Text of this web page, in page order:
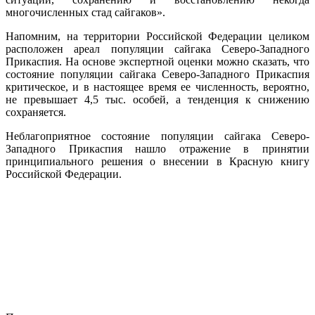
многочисленных стад сайгаков».
Напомним, на территории Российской Федерации целиком
расположен ареал популяции сайгака Северо-Западного
Прикаспия. На основе экспертной оценки можно сказать, что
состояние популяции сайгака Северо-Западного Прикаспия
критическое, и в настоящее время ее численность, вероятно,
не превышает 4,5 тыс. особей, а тенденция к снижению
сохраняется.
Неблагоприятное состояние популяции сайгака Северо-
Западного Прикаспия нашло отражение в принятии
принципиального решения о внесении в Красную книгу
Российской Федерации.